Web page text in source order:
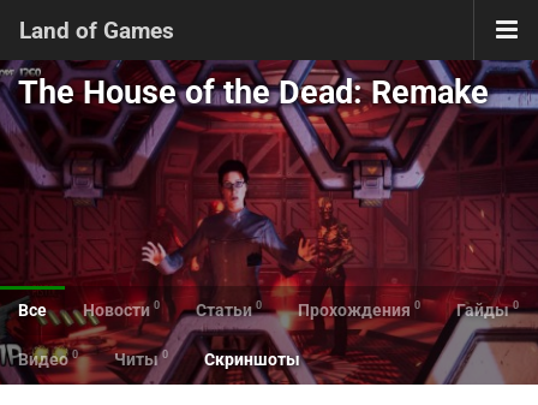
Land of Games
The House of the Dead: Remake
Все Новости 0 Статьи 0 Прохождения 0 Гайды 0
Видео 0 Читы 0 Скриншоты